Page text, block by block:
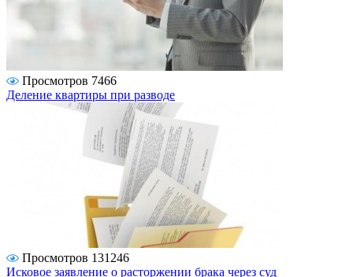
Просмотров 7466
Деление квартиры при разводе
Просмотров 131246
Исковое заявление о расторжении брака через суд